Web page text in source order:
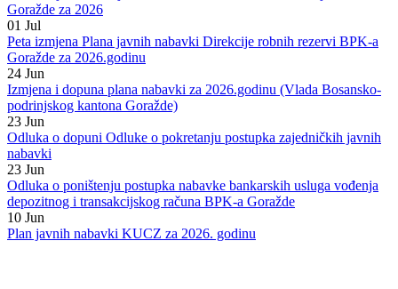
Javne nabavkeVidi sve
08 Jul
Prva izmjena Plana javnih nabavki Službe za odnose sa javnošću
Goražde za 2026
01 Jul
Peta izmjena Plana javnih nabavki Direkcije robnih rezervi BPK-a
Goražde za 2026.godinu
24 Jun
Izmjena i dopuna plana nabavki za 2026.godinu (Vlada Bosansko-
podrinjskog kantona Goražde)
23 Jun
Odluka o dopuni Odluke o pokretanju postupka zajedničkih javnih
nabavki
23 Jun
Odluka o poništenju postupka nabavke bankarskih usluga vođenja